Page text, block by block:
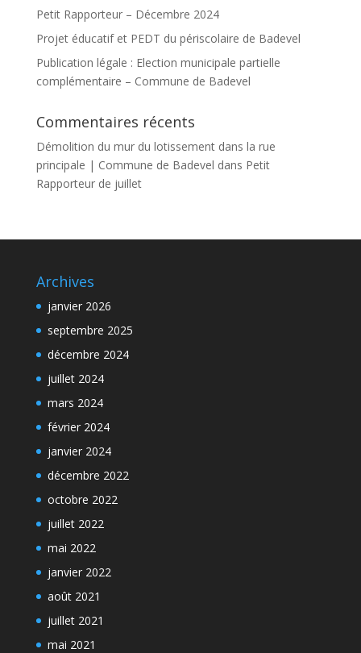
Petit Rapporteur – Décembre 2024
Projet éducatif et PEDT du périscolaire de Badevel
Publication légale : Election municipale partielle
complémentaire – Commune de Badevel
Commentaires récents
Démolition du mur du lotissement dans la rue
principale | Commune de Badevel dans Petit
Rapporteur de juillet
Archives
janvier 2026
septembre 2025
décembre 2024
juillet 2024
mars 2024
février 2024
janvier 2024
décembre 2022
octobre 2022
juillet 2022
mai 2022
janvier 2022
août 2021
juillet 2021
mai 2021